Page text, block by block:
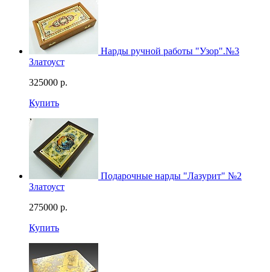
Нарды ручной работы "Узор".№3
Златоуст
325000 р.
Купить
Подарочные нарды "Лазурит" №2
Златоуст
275000 р.
Купить